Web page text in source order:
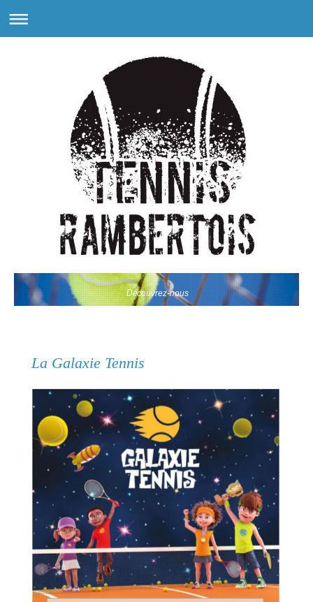
Découvrez-nous
La Galaxie Tennis